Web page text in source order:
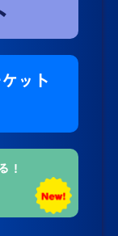
ット
！